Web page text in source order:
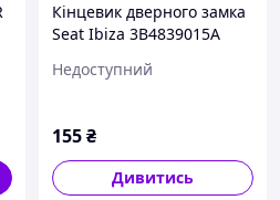
Кінцевик дверного замка
Seat Ibiza 3B4839015A
7L0839015 лівий передній
Недоступний
155₴
Дивитись